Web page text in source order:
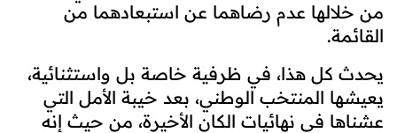
من خلالها عدم رضاهما عن استبعادهما من
القائمة.
يحدث كل هذا، في ظرفية خاصة بل واستثنائية،
يعيشها المنتخب الوطني، بعد خيبة الأمل التي
عشناها في نهائيات الكان الأخيرة، من حيث إنه